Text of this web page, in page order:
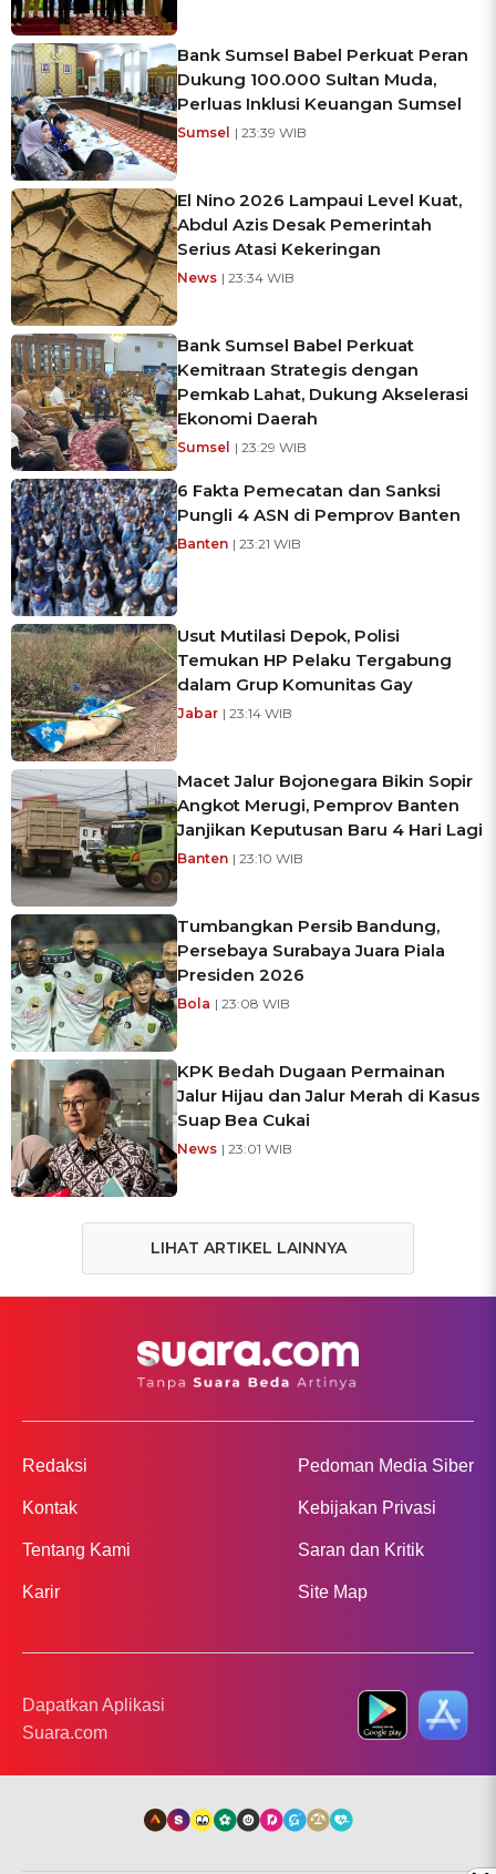
Bank Sumsel Babel Perkuat Peran
Dukung 100.000 Sultan Muda,
Perluas Inklusi Keuangan Sumsel
Sumsel | 23:39 WIB
El Nino 2026 Lampaui Level Kuat,
Abdul Azis Desak Pemerintah
Serius Atasi Kekeringan
News | 23:34 WIB
Bank Sumsel Babel Perkuat
Kemitraan Strategis dengan
Pemkab Lahat, Dukung Akselerasi
Ekonomi Daerah
Sumsel | 23:29 WIB
6 Fakta Pemecatan dan Sanksi
Pungli 4 ASN di Pemprov Banten
Banten | 23:21 WIB
Usut Mutilasi Depok, Polisi
Temukan HP Pelaku Tergabung
dalam Grup Komunitas Gay
Jabar | 23:14 WIB
Macet Jalur Bojonegara Bikin Sopir
Angkot Merugi, Pemprov Banten
Janjikan Keputusan Baru 4 Hari Lagi
Banten | 23:10 WIB
Tumbangkan Persib Bandung,
Persebaya Surabaya Juara Piala
Presiden 2026
Bola | 23:08 WIB
KPK Bedah Dugaan Permainan
Jalur Hijau dan Jalur Merah di Kasus
Suap Bea Cukai
News | 23:01 WIB
LIHAT ARTIKEL LAINNYA
Redaksi
Kontak
Tentang Kami
Karir
Pedoman Media Siber
Kebijakan Privasi
Saran dan Kritik
Site Map
Dapatkan Aplikasi
Suara.com